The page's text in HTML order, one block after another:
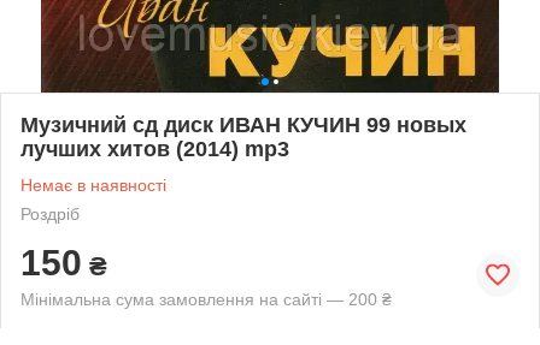
Музичний сд диск ИВАН КУЧИН 99 новых
лучших хитов (2014) mp3
Немає в наявності
Роздріб
150 ₴
Мінімальна сума замовлення на сайті — 200 ₴